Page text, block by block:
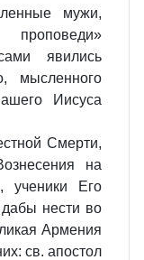
мужи,
явились
мысленного
Иисуса
Смерти,
на
ученики Его
нести во
Армения
св. апостол